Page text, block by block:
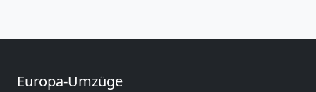
Europa-Umzüge